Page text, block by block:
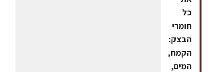
כל
חומרי
הבצק:
הקמח,
המים,